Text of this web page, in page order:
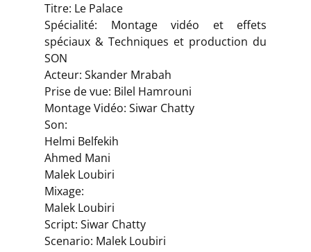
Titre: Le Palace
Spécialité: Montage vidéo et effets
spéciaux & Techniques et production du
SON
Acteur: Skander Mrabah
Prise de vue: Bilel Hamrouni
Montage Vidéo: Siwar Chatty
Son:
Helmi Belfekih
Ahmed Mani
Malek Loubiri
Mixage:
Malek Loubiri
Script: Siwar Chatty
Scenario: Malek Loubiri